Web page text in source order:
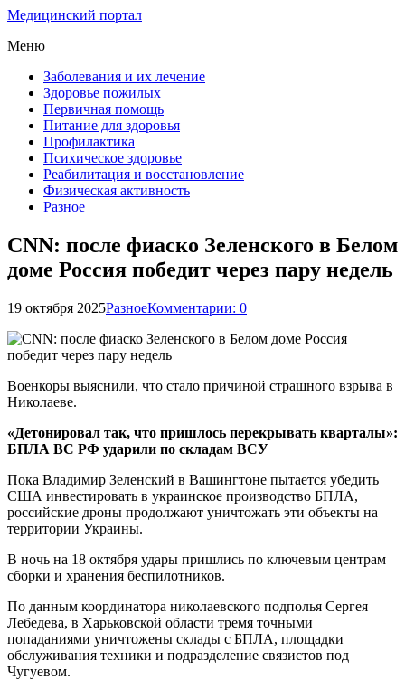
Медицинский портал
Меню
Заболевания и их лечение
Здоровье пожилых
Первичная помощь
Питание для здоровья
Профилактика
Психическое здоровье
Реабилитация и восстановление
Физическая активность
Разное
CNN: после фиаско Зеленского в Белом
доме Россия победит через пару недель
19 октября 2025РазноеКомментарии: 0
Военкоры выяснили, что стало причиной страшного взрыва в
Николаеве.
«Детонировал так, что пришлось перекрывать кварталы»:
БПЛА ВС РФ ударили по складам ВСУ
Пока Владимир Зеленский в Вашингтоне пытается убедить
США инвестировать в украинское производство БПЛА,
российские дроны продолжают уничтожать эти объекты на
территории Украины.
В ночь на 18 октября удары пришлись по ключевым центрам
сборки и хранения беспилотников.
По данным координатора николаевского подполья Сергея
Лебедева, в Харьковской области тремя точными
попаданиями уничтожены склады с БПЛА, площадки
обслуживания техники и подразделение связистов под
Чугуевом.